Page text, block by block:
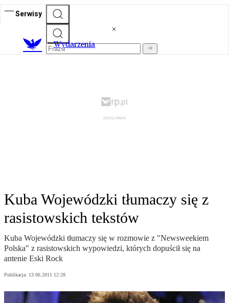
Serwisy
Wydarzenia
Kuba Wojewódzki tłumaczy się z
rasistowskich tekstów
Kuba Wojewódzki tłumaczy się w rozmowie z "Newsweekiem
Polska" z rasistowskich wypowiedzi, których dopuścił się na
antenie Eski Rock
Publikacja: 13.06.2011 12:28